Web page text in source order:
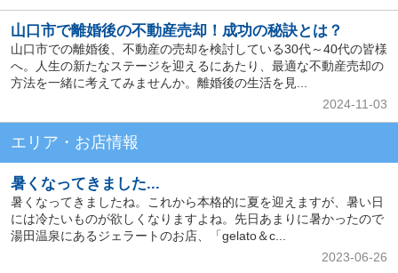
山口市で離婚後の不動産売却！成功の秘訣とは？
山口市での離婚後、不動産の売却を検討している30代～40代の皆様
へ。人生の新たなステージを迎えるにあたり、最適な不動産売却の
方法を一緒に考えてみませんか。離婚後の生活を見...
2024-11-03
エリア・お店情報
暑くなってきました...
暑くなってきましたね。これから本格的に夏を迎えますが、暑い日
には冷たいものが欲しくなりますよね。先日あまりに暑かったので
湯田温泉にあるジェラートのお店、「gelato＆c...
2023-06-26